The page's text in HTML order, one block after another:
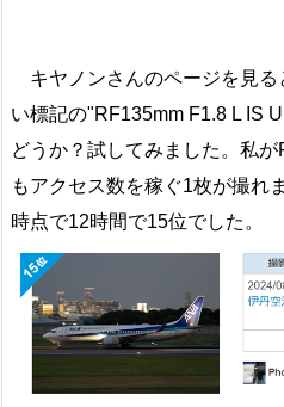
キヤノンさんのページを見る
い標記の"RF135mm F1.8 L IS
どうか？試してみました。私
もアクセス数を稼ぐ1枚が撮れ
時点で12時間で15位でした。